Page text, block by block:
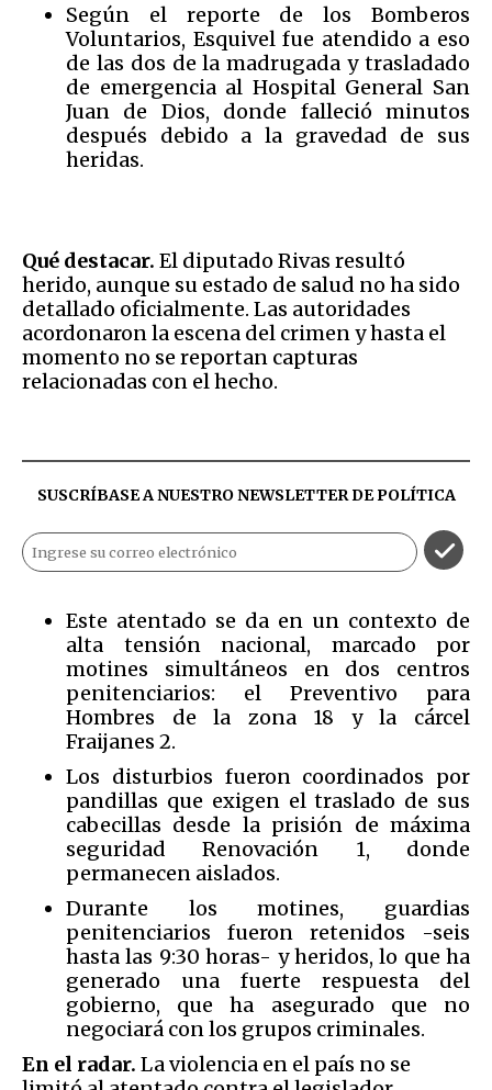
Según el reporte de los Bomberos
Voluntarios, Esquivel fue atendido a eso
de las dos de la madrugada y trasladado
de emergencia al Hospital General San
Juan de Dios, donde falleció minutos
después debido a la gravedad de sus
heridas.
Qué destacar. El diputado Rivas resultó
herido, aunque su estado de salud no ha sido
detallado oficialmente. Las autoridades
acordonaron la escena del crimen y hasta el
momento no se reportan capturas
relacionadas con el hecho.
SUSCRÍBASE A NUESTRO NEWSLETTER DEPOLÍTICA
Este atentado se da en un contexto de
alta tensión nacional, marcado por
motines simultáneos en dos centros
penitenciarios: el Preventivo para
Hombres de la zona 18 y la cárcel
Fraijanes 2.
Los disturbios fueron coordinados por
pandillas que exigen el traslado de sus
cabecillas desde la prisión de máxima
seguridad Renovación 1, donde
permanecen aislados.
Durante los motines, guardias
penitenciarios fueron retenidos -seis
hasta las 9:30 horas- y heridos, lo que ha
generado una fuerte respuesta del
gobierno, que ha asegurado que no
negociará con los grupos criminales.
En el radar. La violencia en el país no se